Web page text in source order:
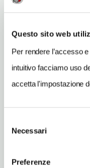
Questo sito web
Per rendere l’accesso
intuitivo facciamo uso
accetta l'impostazione
delNecessari
Preferenze
CONDIVIDI
Vedi su Google Maps